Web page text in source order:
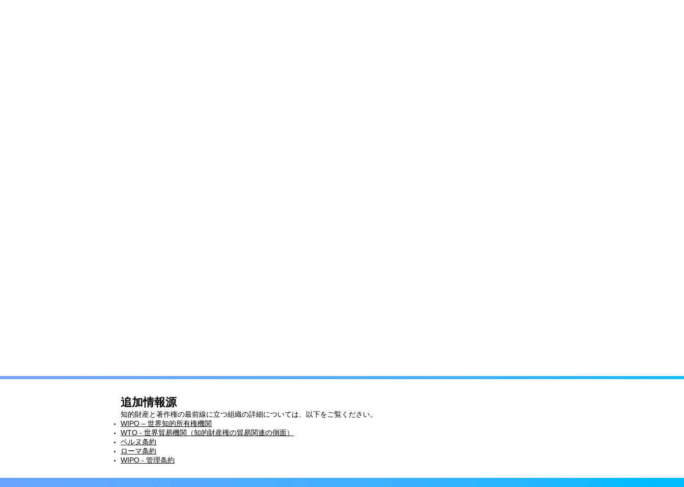
追加情報源
知的財産と著作権の最前線に立つ組織の詳細については、以下をご覧ください。
WIPO – 世界知的所有権機関
WTO - 世界貿易機関（知的財産権の貿易関連の側面）
ベルヌ条約
ローマ条約
WIPO - 管理条約